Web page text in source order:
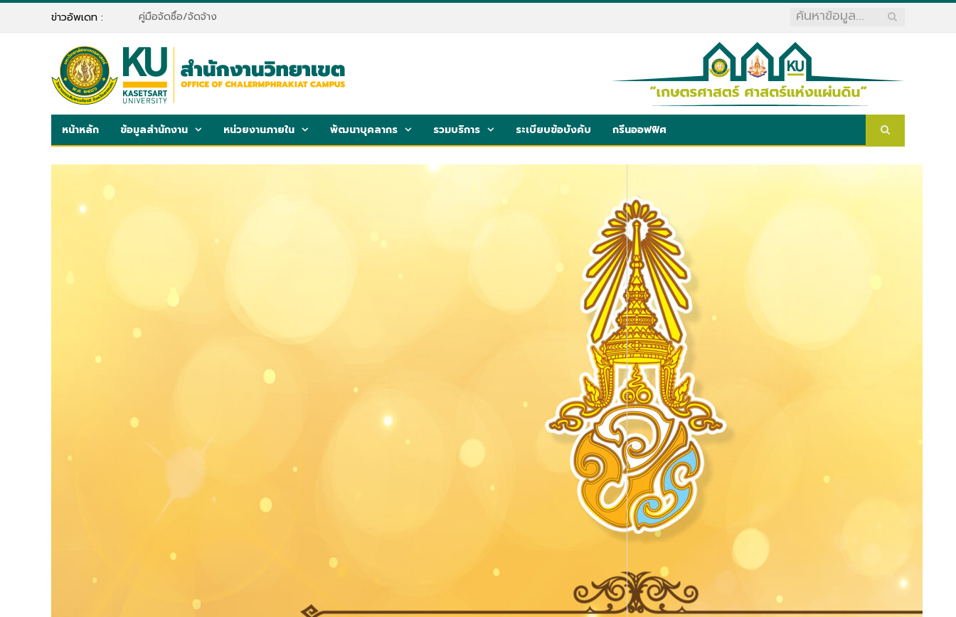
ข่าวอัพเดท : คู่มือจัดซื้อ/จัดจ้าง
หน้าหลัก ข้อมูลสำนักงาน หน่วยงานภายใน พัฒนาบุคลากร รวมบริการ ระเบียบข้อบังคับ กรีนออฟฟิศ
💢แจ้งเปลี่ยนแปลงระบบการ login เข้าใช้งานระบบ
สารสนเทศ มก. สำนักบริการคอมพิวเตอร์
มหาวิทยาลัยเกษตรศาสตร์💢
💢การใช้ฐานข้อมูล เครื่องมือในการทำวิจัย’โครงการ
พัฒนาห้องสมุด Library Operation Center’💢
💢ขอแสดงความยินดีกับคุณธัญรดี ดาบสมเด็จ💢
💢การนำเสนอผลงานคุณภาพโครงการรางวัลคุณภาพ
นนทรีอีสาน💢
หมวดหมู่
การจัดการความรู้
การบริหารความเสี่ยง
ข้อมูลทั่วไป
ข่าวกิจกรรมสำนักงาน
ประกันคุณภาพ
รวมบริการ